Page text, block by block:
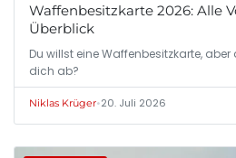
Waffenbesitzkarte 2026: Alle
Überblick
Du willst eine Waffenbesitzkarte,
dich ab?
Niklas Krüger•20. Juli 2026